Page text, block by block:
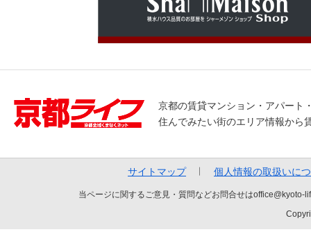
京都の賃貸マンション・アパート
住んでみたい街のエリア情報から
サイトマップ 個人情報の取扱いに
当ページに関するご意見・質問などお問合せは